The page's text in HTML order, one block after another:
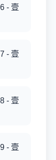
- 壹
- 壹
- 壹
- 壹